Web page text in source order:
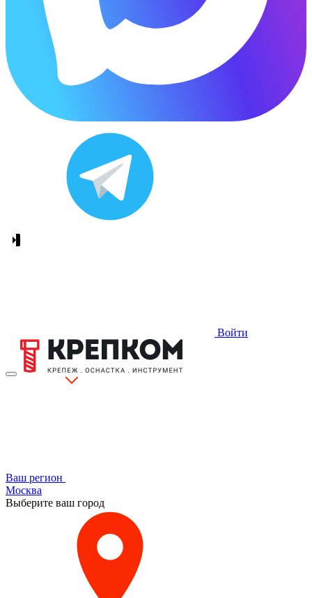
Войти
Ваш регион
Москва
Выберите ваш город